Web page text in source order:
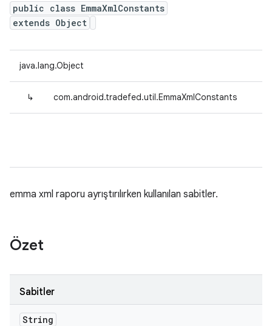
public class EmmaXmlConstants
extends Object
java.lang.Object
↳ com.android.tradefed.util.EmmaXmlConstants
emma xml raporu ayrıştırılırken kullanılan sabitler.
Özet
Sabitler
String